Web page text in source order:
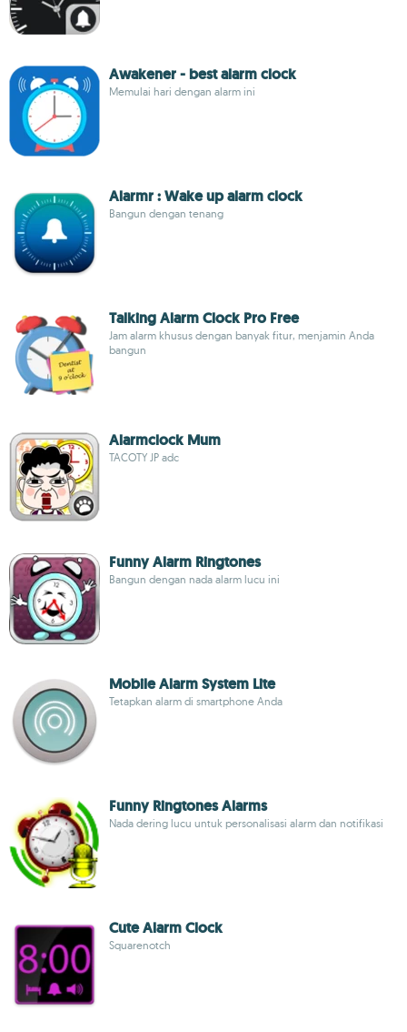
Awakener - best alarm clock
Memulai hari dengan alarm ini
Alarmr : Wake up alarm clock
Bangun dengan tenang
Talking Alarm Clock Pro Free
Jam alarm khusus dengan banyak fitur, menjamin Anda
bangun
Alarmclock Mum
TACOTY JP adc
Funny Alarm Ringtones
Bangun dengan nada alarm lucu ini
Mobile Alarm System Lite
Tetapkan alarm di smartphone Anda
Funny Ringtones Alarms
Nada dering lucu untuk personalisasi alarm dan notifikasi
Cute Alarm Clock
Squarenotch